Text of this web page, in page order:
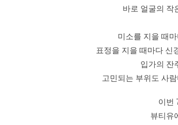
바로 얼굴의 작
미소를 지을 때
표정을 지을 때마다 신
입가의 잔
고민되는 부위도 사
이번
뷰티유